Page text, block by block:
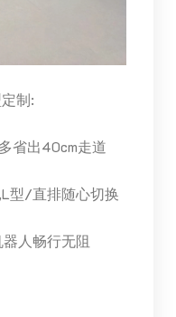
制:
省出40cm走道
型/直排随心切换
人畅行无阻